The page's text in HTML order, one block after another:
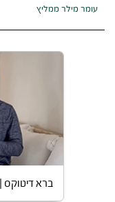
עומר מילר ממליץ
ברא דיטוקס |